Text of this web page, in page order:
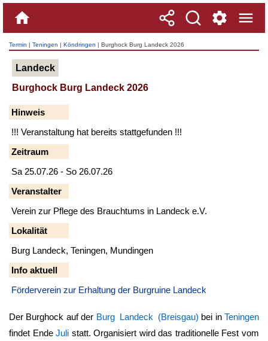
Termin | Teningen | Köndringen | Burghock Burg Landeck 2026
Landeck
Burghock Burg Landeck 2026
Hinweis
!!! Veranstaltung hat bereits stattgefunden !!!
Zeitraum
Sa 25.07.26 - So 26.07.26
Veranstalter
Verein zur Pflege des Brauchtums in Landeck e.V.
Lokalität
Burg Landeck, Teningen, Mundingen
Info aktuell
Förderverein zur Erhaltung der Burgruine Landeck
Der Burghock auf der Burg Landeck (Breisgau) bei inTeningen
findet EndeJuli statt. Organisiert wird das traditionelle Fest vom